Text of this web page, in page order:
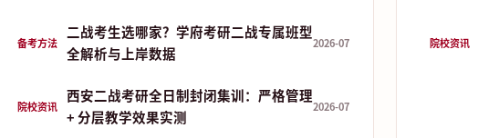
备考方法
二战考生选哪家？学府考研二战专属班型
全解析与上岸数据
2026-07
院校资讯
西安二战考研全日制封闭集训：严格管理
+ 分层教学效果实测
2026-07
院校资讯